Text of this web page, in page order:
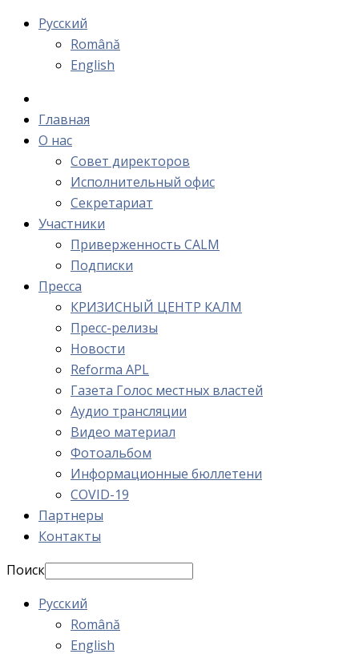
Русский
Română
English
Главная
О нас
Cовет директоров
Исполнительный офис
Cекретариат
Участники
Приверженность CALM
Подписки
Пресса
КРИЗИСНЫЙ ЦЕНТР КАЛМ
Пресс-релизы
Новости
Reforma APL
Газета Голос местных властей
Аудио трансляции
Видео материал
Фотоальбом
Информационные бюллетени
COVID-19
Партнеры
Контакты
Поиск
Русский
Română
English